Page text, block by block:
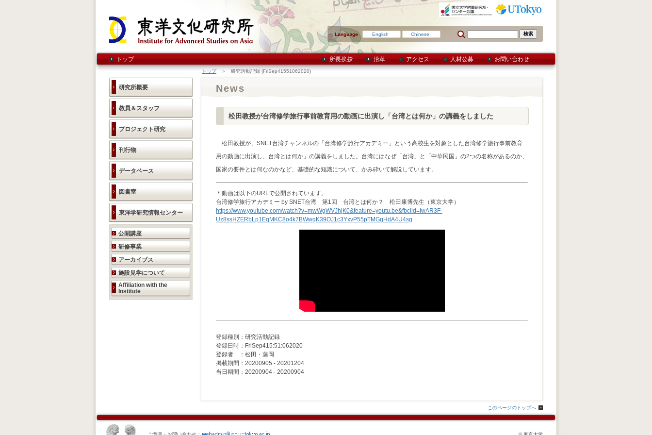
English Chinese
トップ 所長挨拶 沿革 アクセス 人材公募 お問い合わせ
研究所概要
教員＆スタッフ
プロジェクト研究
刊行物
データベース
図書室
東洋学研究情報センター
研究活動のご案内
公開講座
研修事業
アーカイブス
施設見学について
Affiliation with the
Institute
トップ＞ 研究活動記録 (FriSep41551062020)
News
松田教授が台湾修学旅行事前教育用の動画に出演し「台湾とは何か」の講義をしました
松田教授が、SNET台湾チャンネルの「台湾修学旅行アカデミー」という高校生を対象とした台湾修学旅行事前教育
用の動画に出演し、台湾とは何か」の講義をしました。台湾にはなぜ「台湾」と「中華民国」の2つの名称があるのか、
国家の要件とは何なのかなど、基礎的な知識について、かみ砕いて解説しています。
＊動画は以下のURLで公開されています。
台湾修学旅行アカデミー by SNET台湾 第1回 台湾とは何か？ 松田康博先生（東京大学）
https://www.youtube.com/watch?v=mwWgWVJhjK0&feature=youtu.be&fbclid=IwAR3F-
Uz8ssHZERbLp1EqMKC8o4k7BWwqK39OJ1c3YxvP55pTMGgHdA4U4sg
登録種別：研究活動記録
登録日時：FriSep415:51:062020
登録者 ：松田・藤岡
掲載期間：20200905 - 20201204
当日期間：20200904 - 20200904
このページのトップへ